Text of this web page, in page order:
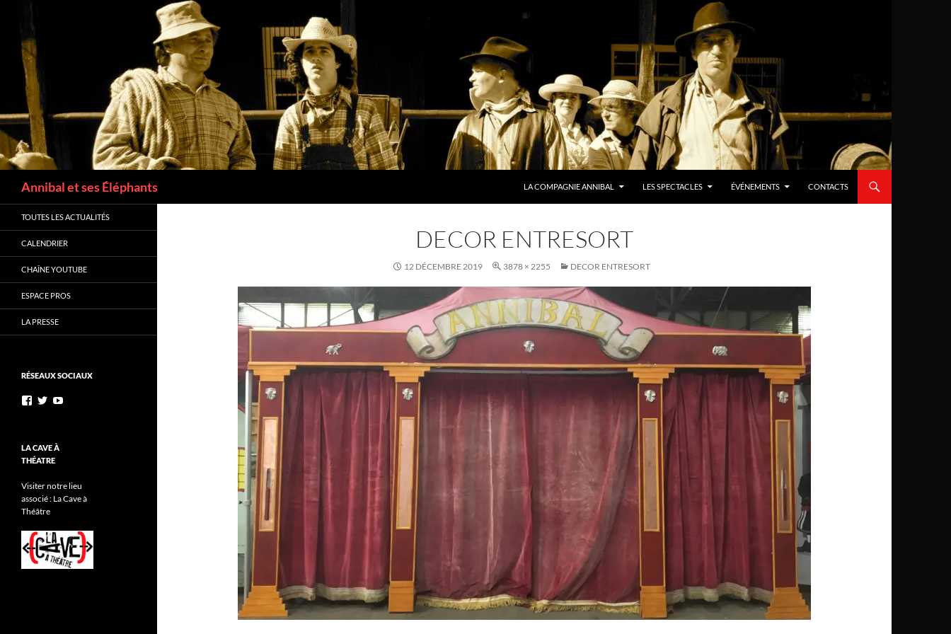
Annibal et ses Éléphants
LA COMPAGNIE ANNIBAL
LES SPECTACLES ÉVÉNEMENTS CONTACTS
DECOR ENTRESORT
12 DÉCEMBRE 2019 3878 × 2255 DECOR ENTRESORT
TOUTES LES ACTUALITÉS
CALENDRIER
CHAÎNE YOUTUBE
ESPACE PROS
LA PRESSE
RÉSEAUX SOCIAUX
Voir
AnnibalEtSesElephants
sur
Voir
annibal_lacave
sur
LA CAVE À
THÉATRE
Visiter notre lieu
associé : La Cave à
Théâtre